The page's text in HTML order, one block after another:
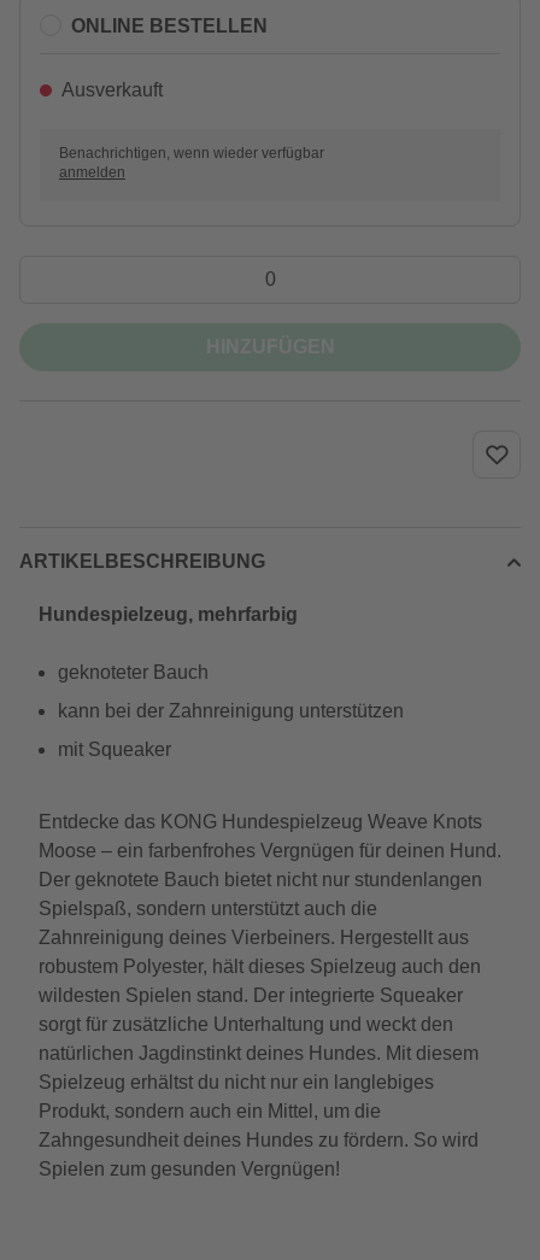
ONLINE BESTELLEN
Ausverkauft
Benachrichtigen, wenn wieder verfügbar
anmelden
ARTIKELBESCHREIBUNG
Hundespielzeug, mehrfarbig
geknoteter Bauch
kann bei der Zahnreinigung unterstützen
mit Squeaker
Entdecke das KONG Hundespielzeug Weave Knots
Moose – ein farbenfrohes Vergnügen für deinen Hund.
Der geknotete Bauch bietet nicht nur stundenlangen
Spielspaß, sondern unterstützt auch die
Zahnreinigung deines Vierbeiners. Hergestellt aus
robustem Polyester, hält dieses Spielzeug auch den
wildesten Spielen stand. Der integrierte Squeaker
sorgt für zusätzliche Unterhaltung und weckt den
natürlichen Jagdinstinkt deines Hundes. Mit diesem
Spielzeug erhältst du nicht nur ein langlebiges
Produkt, sondern auch ein Mittel, um die
Zahngesundheit deines Hundes zu fördern. So wird
Spielen zum gesunden Vergnügen!